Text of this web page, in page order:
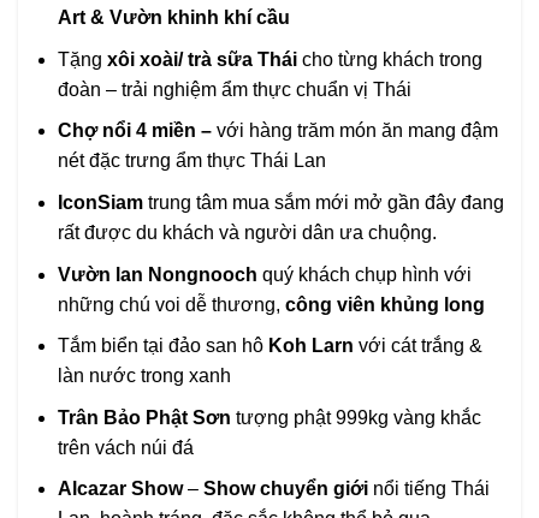
Art & Vườn khinh khí cầu
Tặng xôi xoài/ trà sữa Tháicho từng khách trong
đoàn – trải nghiệm ẩm thực chuẩn vị Thái
Chợ nổi 4 miền – với hàng trăm món ăn mang đậm
nét đặc trưng ẩm thực Thái Lan
IconSiamtrung tâm mua sắm mới mở gần đây đang
rất được du khách và người dân ưa chuộng.
Vườn lan Nongnooch quý khách chụp hình với
những chú voi dễ thương, công viên khủng long
Tắm biển tại đảo san hôKoh Larn với cát trắng &
làn nước trong xanh
Trân Bảo Phật Sơn tượng phật 999kg vàng khắc
trên vách núi đá
Alcazar Show– Show chuyển giớinổi tiếng Thái